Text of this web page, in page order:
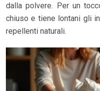
dalla polvere. Per un
chiuso e tiene lontani gli
repellenti naturali.